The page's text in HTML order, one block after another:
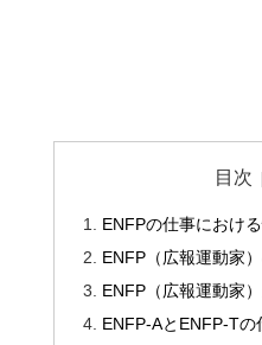
目次
ENFPの仕事におけ
ENFP（広報運動家
ENFP（広報運動家
ENFP-AとENFP-T